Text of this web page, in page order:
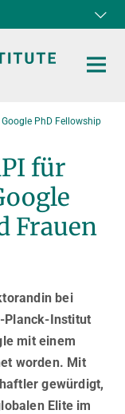
Systems (ELLIS
Cluster
PhD Fellowship
für
Frauen
bei
Planck-Institut
mit einem
worden. Mit
gewürdigt,
Elite im